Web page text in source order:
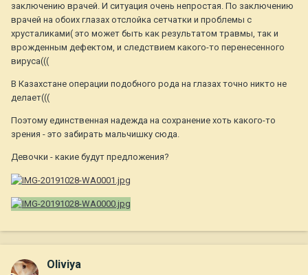
заключению врачей. И ситуация очень непростая. По заключению
врачей на обоих глазах отслойка сетчатки и проблемы с
хрусталиками( это может быть как результатом травмы, так и
врожденным дефектом, и следствием какого-то перенесенного
вируса(((
В Казахстане операции подобного рода на глазах точно никто не
делает(((
Поэтому единственная надежда на сохранение хоть какого-то
зрения - это забирать мальчишку сюда.
Девочки - какие будут предложения?
Oliviya